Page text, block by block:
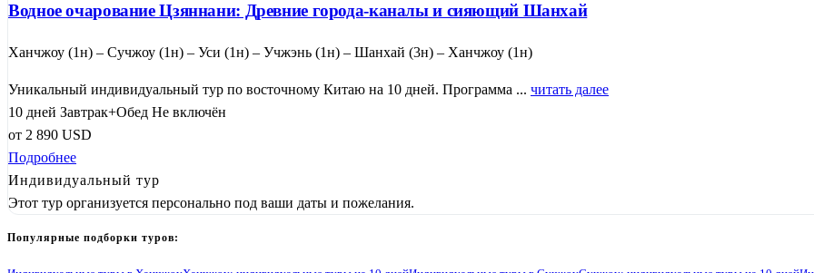
Водное очарование Цзяннани: Древние города-каналы и сияющий Шанхай
Ханчжоу (1н) – Сучжоу (1н) – Уси (1н) – Учжэнь (1н) – Шанхай (3н) – Ханчжоу (1н)
Уникальный индивидуальный тур по восточному Китаю на 10 дней. Программа ... читать далее
10 дней Завтрак+Обед Не включён
от 2 890 USD
Подробнее
Индивидуальный тур
Этот тур организуется персонально под ваши даты и пожелания.
Популярные подборки туров: